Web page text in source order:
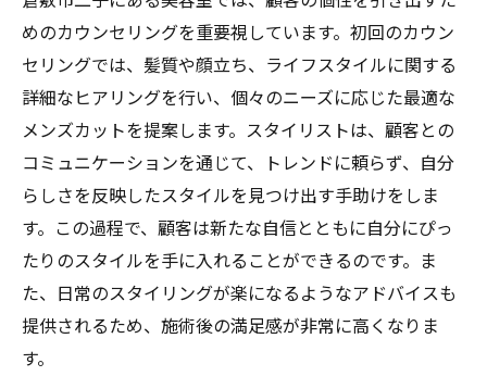
トレンドを押さえたメンズカットのスタイ
ルとは
倉敷市の美容室が提供する流行のフェード
カット
シーズンに合わせたヘアスタイルの提案
最新のスタイリングツールとその活用法
メンズカットにおけるトレンドカラーの導
倉敷市で人気のスタイルを日常に取り入れ
めのカウンセリングを重要視しています。初回のカウン
セリングでは、髪質や顔立ち、ライフスタイルに関する
詳細なヒアリングを行い、個々のニーズに応じた最適な
メンズカットを提案します。スタイリストは、顧客との
コミュニケーションを通じて、トレンドに頼らず、自分
らしさを反映したスタイルを見つけ出す手助けをしま
す。この過程で、顧客は新たな自信とともに自分にぴっ
たりのスタイルを手に入れることができるのです。ま
た、日常のスタイリングが楽になるようなアドバイスも
提供されるため、施術後の満足感が非常に高くなりま
す。